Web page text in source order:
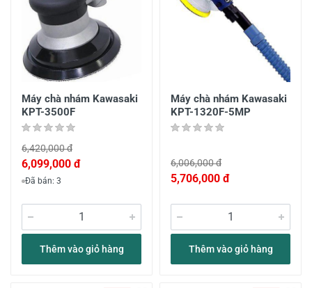
Máy chà nhám Kawasaki
KPT-3500F
6,420,000 đ
6,099,000 đ
Đã bán: 3
Thêm vào giỏ hàng
Máy chà nhám Kawasaki
KPT-1320F-5MP
6,006,000 đ
5,706,000 đ
Thêm vào giỏ hàng